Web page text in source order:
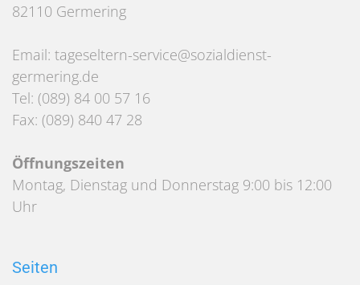
82110 Germering
Email: tageseltern-service@sozialdienst-
germering.de
Tel: (089) 84 00 57 16
Fax: (089) 840 47 28
Öffnungszeiten
Montag, Dienstag und Donnerstag 9:00 bis 12:00
Uhr
Seiten